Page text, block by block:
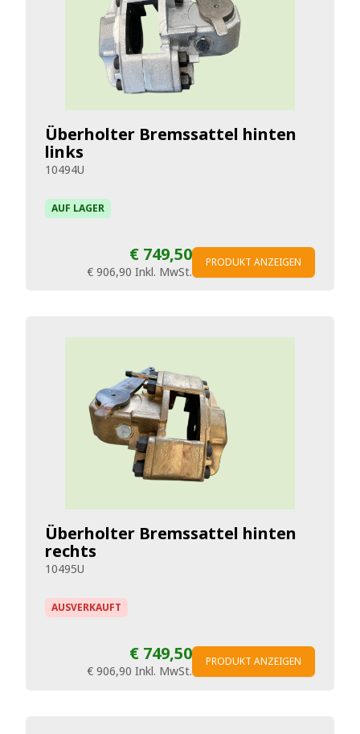
Überholter Bremssattel hinten
links
10494U
AUF LAGER
€ 749,50
€ 906,90 Inkl. MwSt.
PRODUKT ANZEIGEN
Überholter Bremssattel hinten
rechts
10495U
AUSVERKAUFT
€ 749,50
€ 906,90 Inkl. MwSt.
PRODUKT ANZEIGEN